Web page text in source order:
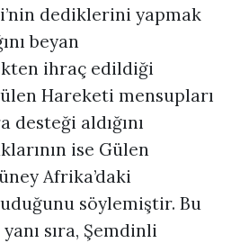
dediklerini yapmak
beyan
ihraç edildiği
Hareketi mensupları
desteği aldığını
ise Gülen
Afrika’daki
söylemiştir. Bu
sıra, Şemdinli